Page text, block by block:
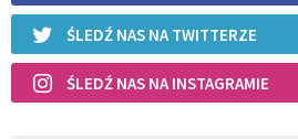
ŚLEDŹ NAS NA TWITTERZE
ŚLEDŹ NAS NA INSTAGRAMIE